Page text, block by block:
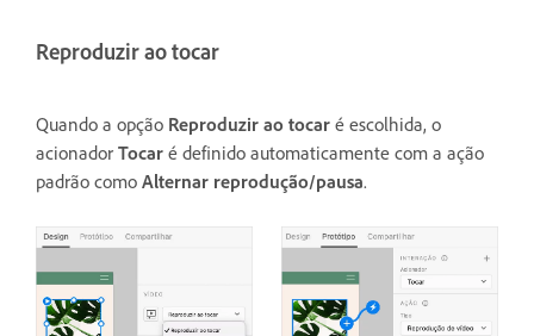
Reproduzir ao tocar
Quando a opção Reproduzir ao tocar é escolhida, o
acionador Tocar é definido automaticamente com a ação
padrão como Alternar reprodução/pausa.